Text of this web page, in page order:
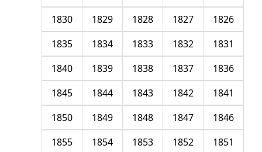
1826
1827
1828
1829
1830
1831
1832
1833
1834
1835
1836
1837
1838
1839
1840
1841
1842
1843
1844
1845
1846
1847
1848
1849
1850
1851
1852
1853
1854
1855